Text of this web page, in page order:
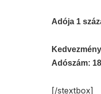
Adója 1
Adószám:
[/stextbox]